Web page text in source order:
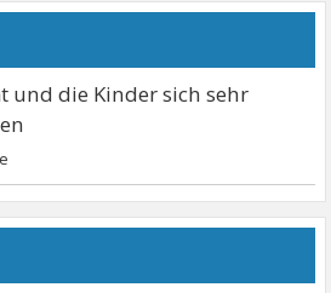
und die Kinder sich sehr